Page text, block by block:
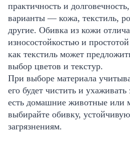
практичность и
варианты — кожа, текстиль,
другие. Обивка из кожи
износостойкостью и
как текстиль может
выбор цветов и текстур.
При выборе материала
его будет чистить и
есть домашние животные или
выбирайте обивку,
загрязнениям.